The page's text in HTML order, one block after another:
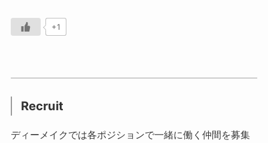
+1
Recruit
ディーメイクでは各ポジションで一緒に働く仲間を募集